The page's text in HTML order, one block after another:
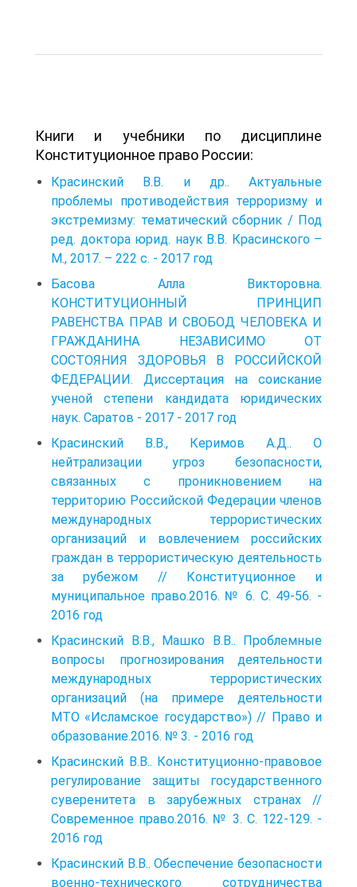
Книги и учебники по дисциплине
Конституционное право России:
Красинский В.В. и др.. Актуальные
проблемы противодействия терроризму и
экстремизму: тематический сборник / Под
ред. доктора юрид. наук В.В. Красинского –
М., 2017. – 222 с. - 2017 год
Басова Алла Викторовна.
КОНСТИТУЦИОННЫЙ ПРИНЦИП
РАВЕНСТВА ПРАВ И СВОБОД ЧЕЛОВЕКА И
ГРАЖДАНИНА НЕЗАВИСИМО ОТ
СОСТОЯНИЯ ЗДОРОВЬЯ В РОССИЙСКОЙ
ФЕДЕРАЦИИ. Диссертация на соискание
ученой степени кандидата юридических
наук. Саратов - 2017 - 2017 год
Красинский В.В., Керимов А.Д.. О
нейтрализации угроз безопасности,
связанных с проникновением на
территорию Российской Федерации членов
международных террористических
организаций и вовлечением российских
граждан в террористическую деятельность
за рубежом // Конституционное и
муниципальное право.2016. № 6. С. 49-56. -
2016 год
Красинский В.В., Машко В.В.. Проблемные
вопросы прогнозирования деятельности
международных террористических
организаций (на примере деятельности
МТО «Исламское государство») // Право и
образование.2016. № 3. - 2016 год
Красинский В.В.. Конституционно-правовое
регулирование защиты государственного
суверенитета в зарубежных странах //
Современное право.2016. № 3. С. 122-129. -
2016 год
Красинский В.В.. Обеспечение безопасности
военно-технического сотрудничества